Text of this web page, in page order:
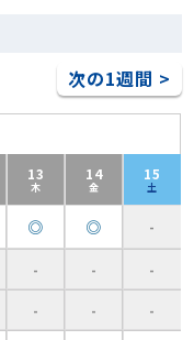
次の1週間 >
13
木
14
金
15
土
◎ ◎ -
- - -
- - -